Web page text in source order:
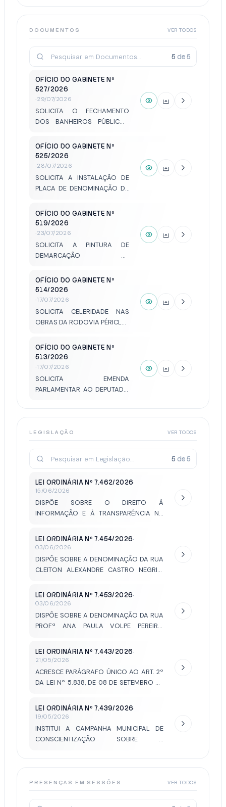
OS TERMOS DA INDICAÇÃO Nº
DOCUMENTOS VER TODOS
5 de5
OFÍCIO DO GABINETE Nº
527/2026
·29/07/2026
SOLICITA O FECHAMENTO
DOS BANHEIROS PÚBLICOS
SANTA LUZIA, COM A
INSTALAÇÃO DE BANHEIROS
QUÍMICOS.
OFÍCIO DO GABINETE Nº
525/2026
·28/07/2026
SOLICITA A INSTALAÇÃO DE
PLACA DE DENOMINAÇÃO DA
GOUVEIA MORELATO.
OFÍCIO DO GABINETE Nº
519/2026
·23/07/2026
SOLICITA A PINTURA DE
DEMARCAÇÃO DE
MOTOCICLETAS NA RUA
OIAPOC, Nº 3672.
OFÍCIO DO GABINETE Nº
514/2026
·17/07/2026
SOLICITA CELERIDADE NAS
OBRAS DA RODOVIA PÉRICLES
DE ACESSO DE
OFÍCIO DO GABINETE Nº
513/2026
·17/07/2026
SOLICITA EMENDA
PARLAMENTAR AO DEPUTADO
TIA MARLENE.
LEGISLAÇÃO VER TODOS
5 de5
LEI ORDINÁRIA Nº 7.462/2026·
15/06/2026
DISPÕE SOBRE O DIREITO À
INFORMAÇÃO E À TRANSPARÊNCIA NA
RELACIONADAS AOS SERVIÇOS
PÚBLICOS MUNICIPAIS DE SANEAMENTO E
DÁ OUTRAS PROVIDÊNCIAS.
LEI ORDINÁRIA Nº 7.454/2026·
03/06/2026
DISPÕE SOBRE A DENOMINAÇÃO DA RUA
CLEITON ALEXANDRE CASTRO NEGRINI
JARDIM VIVENDAS II.
LEI ORDINÁRIA Nº 7.453/2026·
03/06/2026
DISPÕE SOBRE A DENOMINAÇÃO DA RUA
PROFª ANA PAULA VOLPE PEREIRA,
LEI ORDINÁRIA Nº 7.443/2026·
21/05/2026
ACRESCE PARÁGRAFO ÚNICO AO ART. 2º
DA LEI Nº 5.838, DE 08 DE SETEMBRO DE
DIREITO DE DESEMBARQUE FORA DOS
PONTOS REGULARES NO TRANSPORTE
COLETIVO URBANO.
LEI ORDINÁRIA Nº 7.439/2026·
19/05/2026
INSTITUI A CAMPANHA MUNICIPAL DE
CONSCIENTIZAÇÃO SOBRE A
PRESENÇAS EM SESSÕES VER TODOS